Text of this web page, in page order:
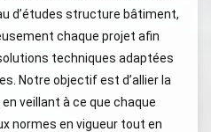
d’études structure bâtiment,
chaque projet afin
techniques adaptées
Notre objectif est d’allier la
veillant à ce que chaque
normes en vigueur tout en